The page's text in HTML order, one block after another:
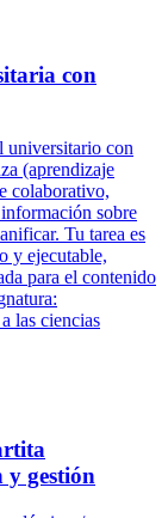
con
universitario con
(aprendizaje
colaborativo,
sobre
Tu tarea es
y ejecutable,
para el contenido
las ciencias
y gestión